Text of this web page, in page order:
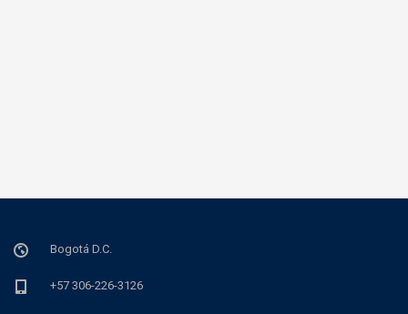
Bogotá D.C.
+57 306-226-3126